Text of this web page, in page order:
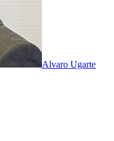
Alvaro Ugarte